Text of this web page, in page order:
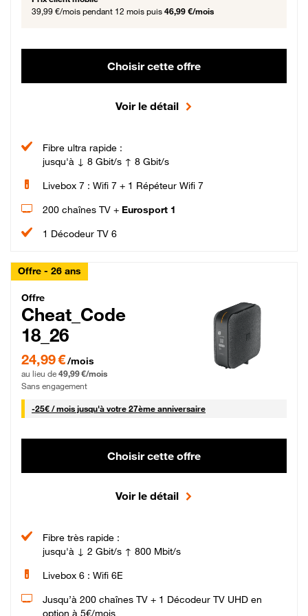
39,99 €/mois pendant 12 mois puis 46,99 €/mois
Choisir cette offre
Voir le détail
Fibre ultra rapide :
jusqu'à ↓ 8 Gbit/s ↑ 8 Gbit/s
Livebox 7 : Wifi 7 + 1 Répéteur Wifi 7
200 chaînes TV + Eurosport 1
1 Décodeur TV 6
Offre - 26 ans
Cheat_Code Fibre_18_26
Offre
Cheat_Code
18_26
24,99 € par mois pendant 0 mois puis 49,99 € par mois, Sans engagement
24,99 €/mois
au lieu de 49,99 €/mois
Sans engagement
-25€ / mois25 € par mois
jusqu'à votre 27ème anniversaire
Choisir cette offre
Voir le détail
Fibre très rapide :
jusqu'à ↓ 2 Gbit/s ↑ 800 Mbit/s
Livebox 6 : Wifi 6E
Jusqu’à 200 chaînes TV + 1 Décodeur TV UHD en
option à 5€/mois